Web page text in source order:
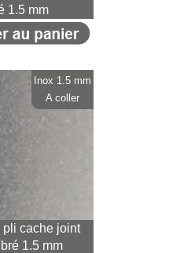
1.5 mm
cache joint
1.5 mm
Inox 1.5 mm
A coller